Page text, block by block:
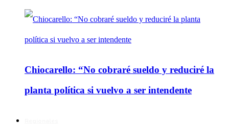
Chiocarello: “No cobraré sueldo y reduciré la
planta política si vuelvo a ser intendente